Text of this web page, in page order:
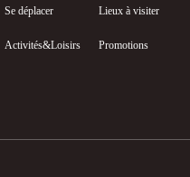
Se déplacer
Activités&Loisirs
Lieux à visiter
Promotions